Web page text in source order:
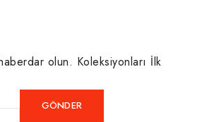
olun. Koleksiyonları İlk